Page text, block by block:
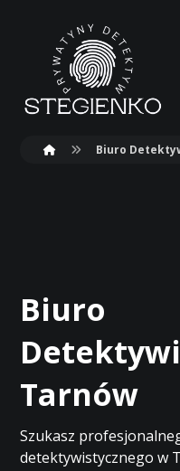
Biuro
Biuro
Tarnów
Szukasz
detektywistycznego w